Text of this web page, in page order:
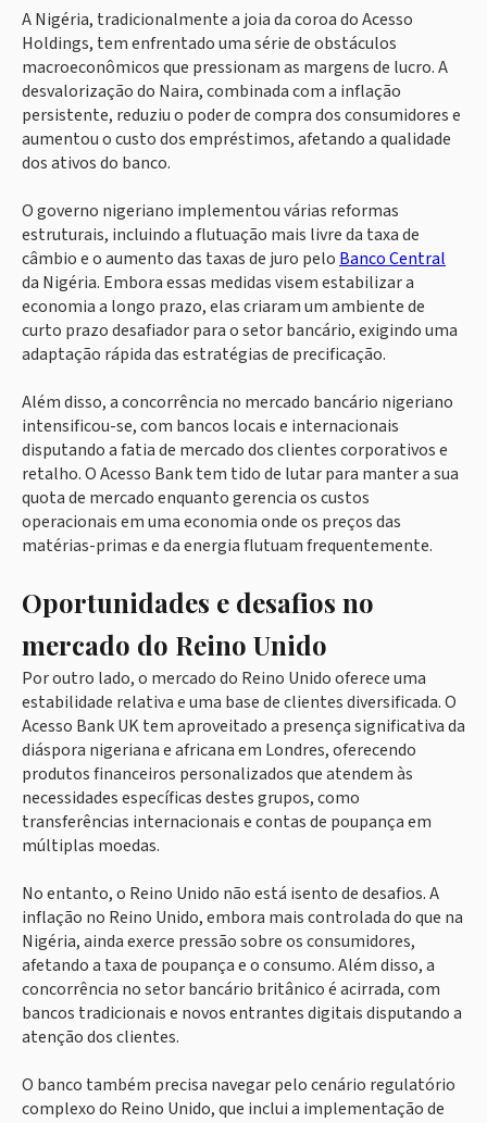
A Nigéria, tradicionalmente a joia da coroa do Acesso
Holdings, tem enfrentado uma série de obstáculos
macroeconômicos que pressionam as margens de lucro. A
desvalorização do Naira, combinada com a inflação
persistente, reduziu o poder de compra dos consumidores e
aumentou o custo dos empréstimos, afetando a qualidade
dos ativos do banco.
O governo nigeriano implementou várias reformas
estruturais, incluindo a flutuação mais livre da taxa de
câmbio e o aumento das taxas de juro pelo Banco Central
da Nigéria. Embora essas medidas visem estabilizar a
economia a longo prazo, elas criaram um ambiente de
curto prazo desafiador para o setor bancário, exigindo uma
adaptação rápida das estratégias de precificação.
Além disso, a concorrência no mercado bancário nigeriano
intensificou-se, com bancos locais e internacionais
disputando a fatia de mercado dos clientes corporativos e
retalho. O Acesso Bank tem tido de lutar para manter a sua
quota de mercado enquanto gerencia os custos
operacionais em uma economia onde os preços das
matérias-primas e da energia flutuam frequentemente.
Oportunidades e desafios no
mercado do Reino Unido
Por outro lado, o mercado do Reino Unido oferece uma
estabilidade relativa e uma base de clientes diversificada. O
Acesso Bank UK tem aproveitado a presença significativa da
diáspora nigeriana e africana em Londres, oferecendo
produtos financeiros personalizados que atendem às
necessidades específicas destes grupos, como
transferências internacionais e contas de poupança em
múltiplas moedas.
No entanto, o Reino Unido não está isento de desafios. A
inflação no Reino Unido, embora mais controlada do que na
Nigéria, ainda exerce pressão sobre os consumidores,
afetando a taxa de poupança e o consumo. Além disso, a
concorrência no setor bancário britânico é acirrada, com
bancos tradicionais e novos entrantes digitais disputando a
atenção dos clientes.
O banco também precisa navegar pelo cenário regulatório
complexo do Reino Unido, que inclui a implementação de